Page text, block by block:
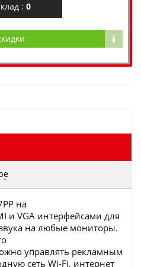
: 0
на
и VGA интерфейсами для
на любые мониторы.
управлять рекламным
сеть Wi-Fi, интернет